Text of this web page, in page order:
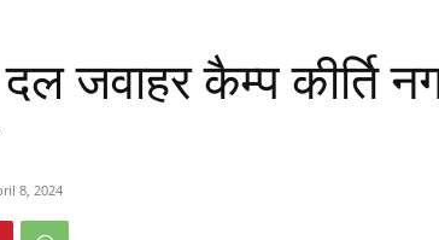
जवाहर कैम्प कीर्ति
8, 2024